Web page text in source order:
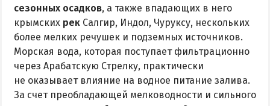
сезонных осадков, а также впадающих в него
крымских рек Салгир, Индол, Чуруксу, нескольких
более мелких речушек и подземных источников.
Морская вода, которая поступает фильтрационно
через Арабатскую Стрелку, практически
не оказывает влияние на водное питание залива.
За счет преобладающей мелководности и сильного